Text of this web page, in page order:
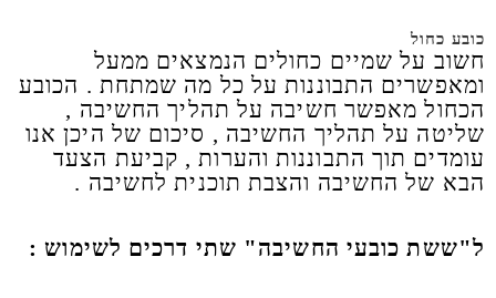
כובע כחול
חשוב על שמיים כחולים הנמצאים ממעל
ומאפשרים התבוננות על כל מה שמתחת . הכובע
הכחול מאפשר חשיבה על תהליך החשיבה ,
שליטה על תהליך החשיבה , סיכום של היכן אנו
עומדים תוך התבוננות והערות , קביעת הצעד
הבא של החשיבה והצבת תוכנית לחשיבה .
ל"ששת כובעי החשיבה" שתי דרכים לשימוש :